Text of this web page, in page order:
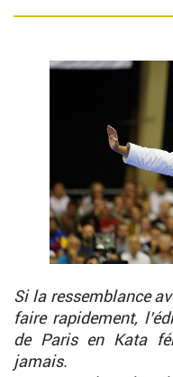
Si la ressemblance
faire rapidement,
de Paris en Kata
jamais.